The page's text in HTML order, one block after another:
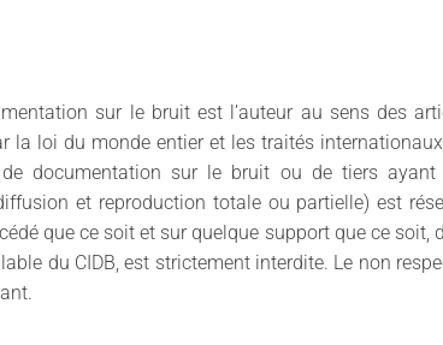
sur le bruit est l’auteur au sens des
loi du monde entier et les traités
documentation sur le bruit ou de tiers ayant
et reproduction totale ou partielle) est
que ce soit et sur quelque support que ce soit,
du CIDB, est strictement interdite. Le non